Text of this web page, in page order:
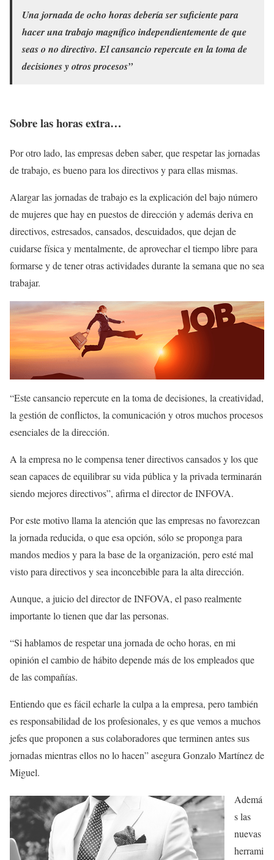
Una jornada de ocho horas debería ser suficiente para
hacer una trabajo magnífico independientemente de que
seas o no directivo. El cansancio repercute en la toma de
decisiones y otros procesos”
Sobre las horas extra…
Por otro lado, las empresas deben saber, que respetar las jornadas
de trabajo, es bueno para los directivos y para ellas mismas.
Alargar las jornadas de trabajo es la explicación del bajo número
de mujeres que hay en puestos de dirección y además deriva en
directivos, estresados, cansados, descuidados, que dejan de
cuidarse física y mentalmente, de aprovechar el tiempo libre para
formarse y de tener otras actividades durante la semana que no sea
trabajar.
“Este cansancio repercute en la toma de decisiones, la creatividad,
la gestión de conflictos, la comunicación y otros muchos procesos
esenciales de la dirección.
A la empresa no le compensa tener directivos cansados y los que
sean capaces de equilibrar su vida pública y la privada terminarán
siendo mejores directivos”, afirma el director de INFOVA.
Por este motivo llama la atención que las empresas no favorezcan
la jornada reducida, o que esa opción, sólo se proponga para
mandos medios y para la base de la organización, pero esté mal
visto para directivos y sea inconcebible para la alta dirección.
Aunque, a juicio del director de INFOVA, el paso realmente
importante lo tienen que dar las personas.
“Si hablamos de respetar una jornada de ocho horas, en mi
opinión el cambio de hábito depende más de los empleados que
de las compañías.
Entiendo que es fácil echarle la culpa a la empresa, pero también
es responsabilidad de los profesionales, y es que vemos a muchos
jefes que proponen a sus colaboradores que terminen antes sus
jornadas mientras ellos no lo hacen” asegura Gonzalo Martínez de
Miguel.
Ademá
s las
nuevas
herrami